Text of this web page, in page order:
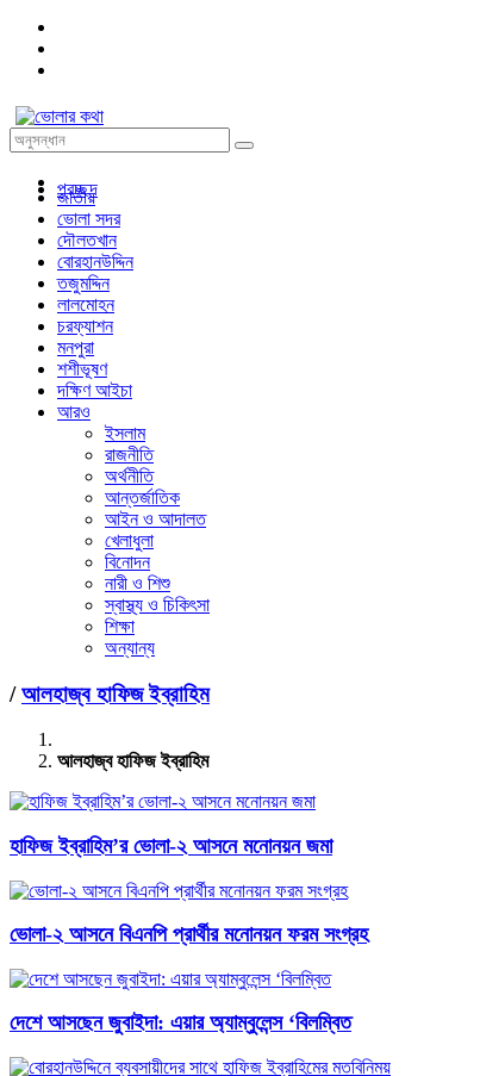
প্রচ্ছদ
জাতীয়
ভোলা সদর
দৌলতখান
বোরহানউদ্দিন
তজুমদ্দিন
লালমোহন
চরফ্যাশন
মনপুরা
শশীভূষণ
দক্ষিণ আইচা
আরও
ইসলাম
রাজনীতি
অর্থনীতি
আন্তর্জাতিক
আইন ও আদালত
খেলাধুলা
বিনোদন
নারী ও শিশু
স্বাস্থ্য ও চিকিৎসা
শিক্ষা
অন্যান্য
/আলহাজ্ব হাফিজ ইব্রাহিম
আলহাজ্ব হাফিজ ইব্রাহিম
হাফিজ ইব্রাহিম’র ভোলা-২ আসনে মনোনয়ন জমা
ভোলা-২ আসনে বিএনপি প্রার্থীর মনোনয়ন ফরম সংগ্রহ
দেশে আসছেন জুবাইদা: এয়ার অ্যাম্বুলেন্স ‘বিলম্বিত